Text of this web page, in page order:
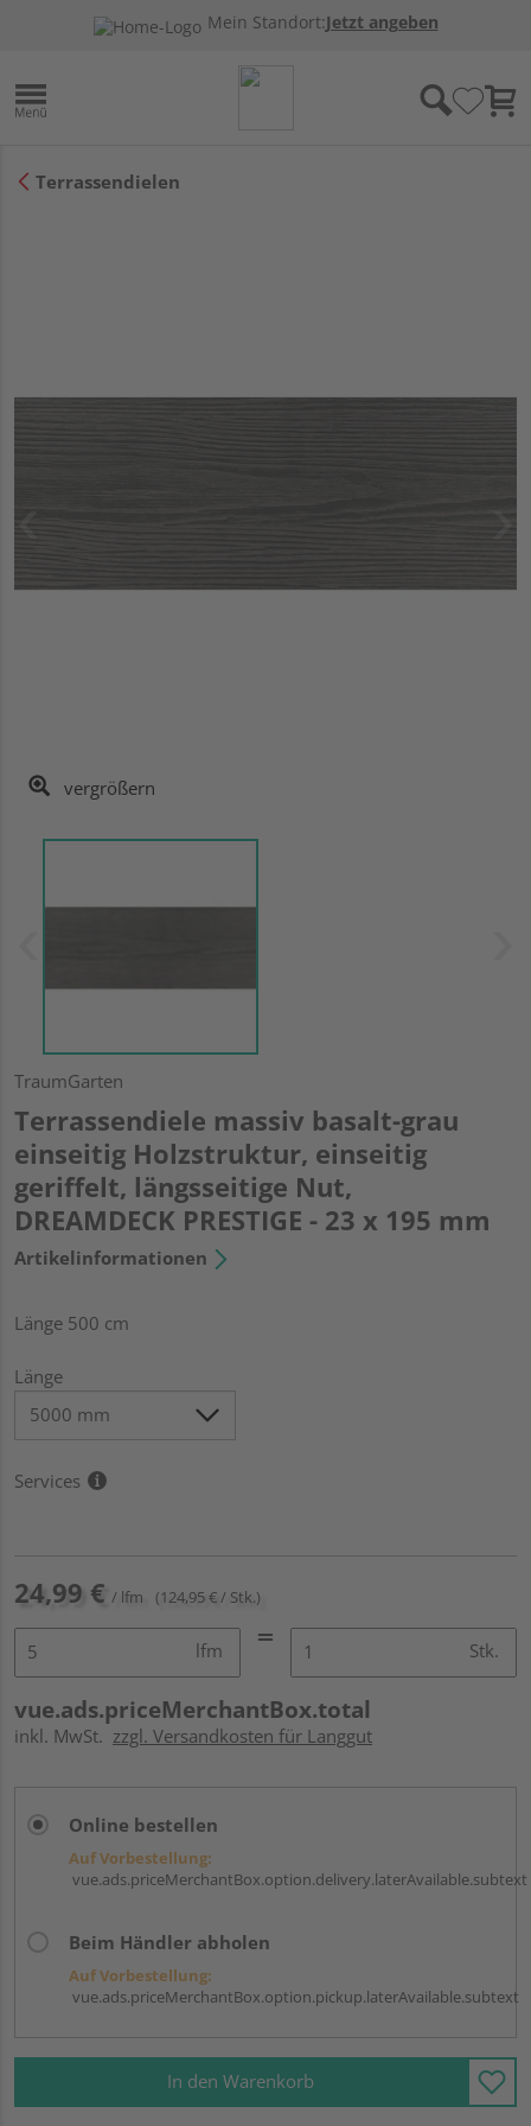
Mein Standort:Jetzt angeben
Terrassendielen
vergrößern
TraumGarten
Terrassendiele massiv basalt-grau
einseitig Holzstruktur, einseitig
geriffelt, längsseitige Nut,
DREAMDECK PRESTIGE - 23 x 195 mm
Artikelinformationen
Länge 500 cm
Länge
Services
24,99 € / lfm (124,95 € / Stk.)
lfm Stk.
vue.ads.priceMerchantBox.total
inkl. MwSt. zzgl. Versandkosten für Langgut
Online bestellen
Auf Vorbestellung:
vue.ads.priceMerchantBox.option.delivery.laterAvailable.subtext
Beim Händler abholen
Auf Vorbestellung:
vue.ads.priceMerchantBox.option.pickup.laterAvailable.subtext
In den Warenkorb